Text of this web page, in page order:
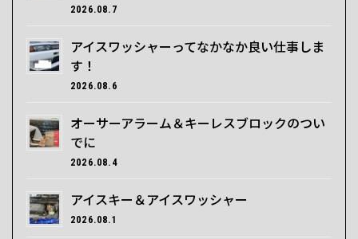
2026.08.7
アイスワッシャーってなかなか良い仕事しま
す！
2026.08.6
オーサーアラーム＆キーレスブロックのつい
でに
2026.08.4
アイスキー＆アイスワッシャー
2026.08.1